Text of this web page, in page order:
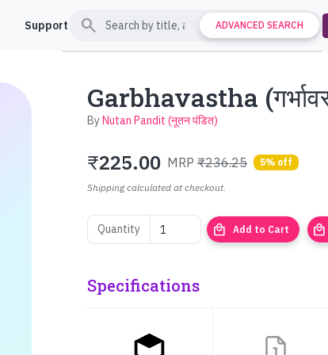
Support search ADVANCED SEARCH
Garbhavastha
ByNutan Pandit (नूतन पंडित)
₹225.00 MRP ₹236.25 5% off
Shipping calculated at checkout.
Quantity local_mall Add to Cart local_mall
Specifications